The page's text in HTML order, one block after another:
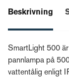
Beskrivning
SmartLight 500
pannlampa på
vattentålig enligt